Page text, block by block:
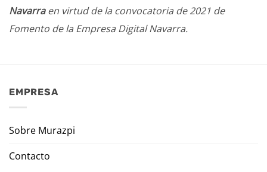
Navarraen virtud de la convocatoria de 2021 de
Fomento de la Empresa Digital Navarra.
EMPRESA
Sobre Murazpi
Contacto